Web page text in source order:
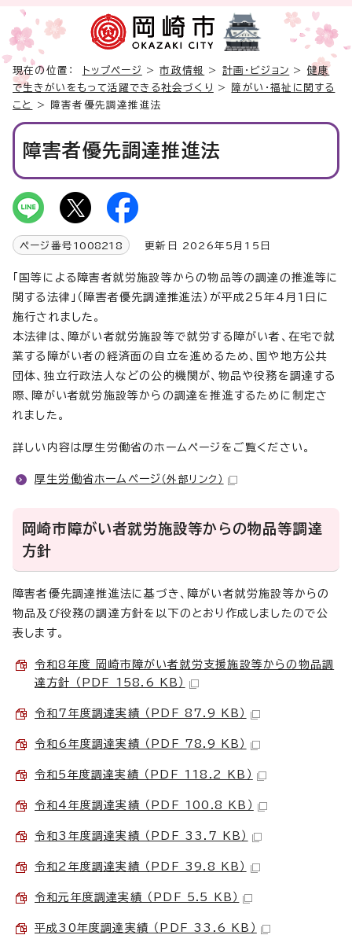
現在の位置： トップページ >市政情報 > 計画・ビジョン > 健康
で生きがいをもって活躍できる社会づくり
>
障がい・福祉に関する
こと
> 障害者優先調達推進法
障害者優先調達推進法
ページ番号 1008218 更新日 2026年5月15日
「国等による障害者就労施設等からの物品等の調達の推進等に
関する法律」（障害者優先調達推進法）が平成25年4月1日に
施行されました。
本法律は、障がい者就労施設等で就労する障がい者、在宅で就
業する障がい者の経済面の自立を進めるため、国や地方公共
団体、独立行政法人などの公的機関が、物品や役務を調達する
際、障がい者就労施設等からの調達を推進するために制定さ
れました。
詳しい内容は厚生労働省のホームページをご覧ください。
厚生労働省ホームページ （外部リンク）
岡崎市障がい者就労施設等からの物品等調達
方針
障害者優先調達推進法に基づき、障がい者就労施設等からの
物品及び役務の調達方針を以下のとおり作成しましたので公
表します。
令和8年度 岡崎市障がい者就労支援施設等からの物品調
達方針 （PDF 158.6 KB）
令和7年度調達実績 （PDF 87.9 KB）
令和6年度調達実績 （PDF 78.9 KB）
令和5年度調達実績 （PDF 118.2 KB）
令和4年度調達実績 （PDF 100.8 KB）
令和3年度調達実績 （PDF 33.7 KB）
令和2年度調達実績 （PDF 39.8 KB）
令和元年度調達実績 （PDF 5.5 KB）
平成30年度調達実績 （PDF 33.6 KB）